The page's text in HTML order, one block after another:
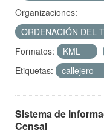
Organizaciones:
ORDENACIÓN DEL
Formatos:
KML
Etiquetas:
callejero
Sistema de
Censal